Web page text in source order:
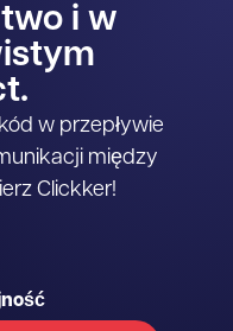
i w
w przepływie
między
Clickker!